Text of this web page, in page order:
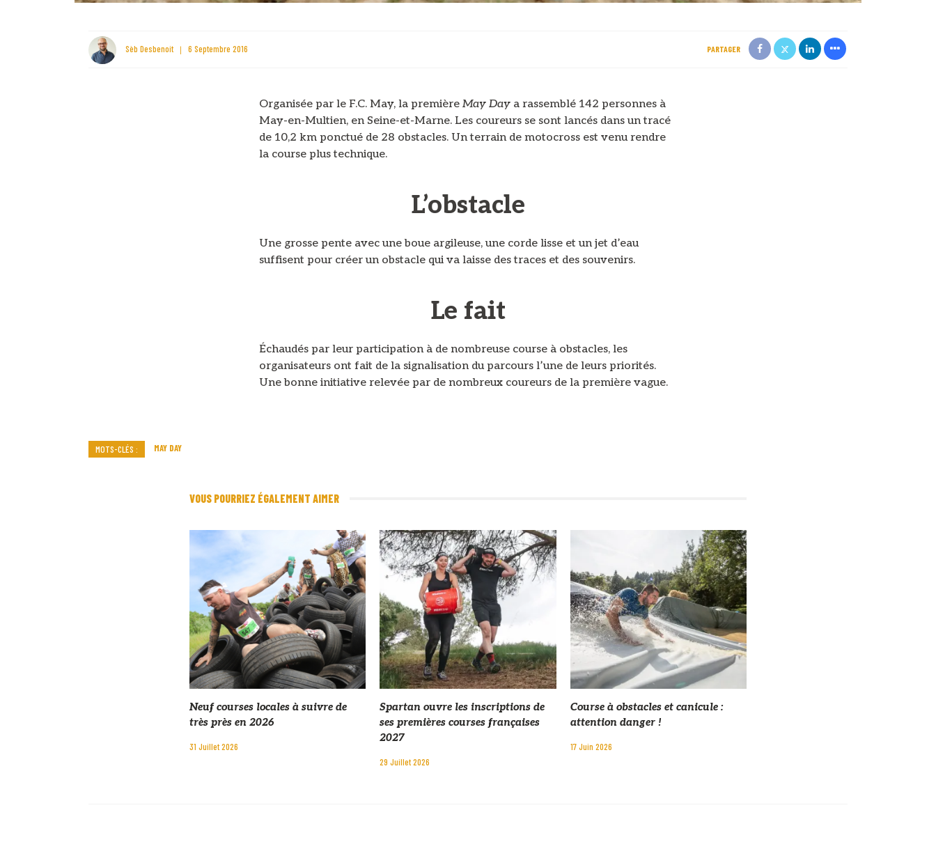
Sèb Desbenoit 6 Septembre 2016 PARTAGER
Organisée par le F.C. May, la première May Day a rassemblé 142 personnes à
May-en-Multien, en Seine-et-Marne. Les coureurs se sont lancés dans un tracé
de 10,2 km ponctué de 28 obstacles. Un terrain de motocross est venu rendre
la course plus technique.
L’obstacle
Une grosse pente avec une boue argileuse, une corde lisse et un jet d’eau
suffisent pour créer un obstacle qui va laisse des traces et des souvenirs.
Le fait
Échaudés par leur participation à de nombreuse course à obstacles, les
organisateurs ont fait de la signalisation du parcours l’une de leurs priorités.
Une bonne initiative relevée par de nombreux coureurs de la première vague.
MOTS-CLÉS : MAY DAY
VOUS POURRIEZ ÉGALEMENT AIMER
Neuf courses locales à suivre de
très près en 2026
31 Juillet 2026
Spartan ouvre les inscriptions de
ses premières courses françaises
2027
29 Juillet 2026
Course à obstacles et canicule :
attention danger !
17 Juin 2026